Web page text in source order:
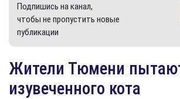
Подпишись на канал,
чтобы не пропустить новые
публикации
Жители Тюмени
изувеченного кота